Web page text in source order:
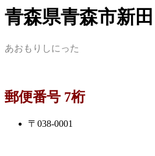
青森県青森市新田
あおもりしにった
郵便番号 7桁
〒038-0001